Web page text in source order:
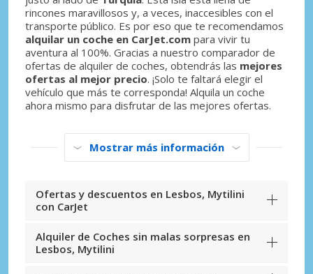
rincones maravillosos y, a veces, inaccesibles con el
transporte público. Es por eso que te recomendamos
alquilar un coche en CarJet.com para vivir tu
aventura al 100%. Gracias a nuestro comparador de
ofertas de alquiler de coches, obtendrás las mejores
ofertas al mejor precio. ¡Solo te faltará elegir el
vehículo que más te corresponda! Alquila un coche
ahora mismo para disfrutar de las mejores ofertas.
Mostrar más información
Ofertas y descuentos en Lesbos, Mytilini
con CarJet
Alquiler de Coches sin malas sorpresas en
Lesbos, Mytilini